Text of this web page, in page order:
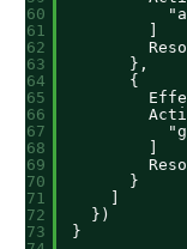
60
61
62
63
64
65
66
67
68
69
70
71
72
73
},
{
}
})
}